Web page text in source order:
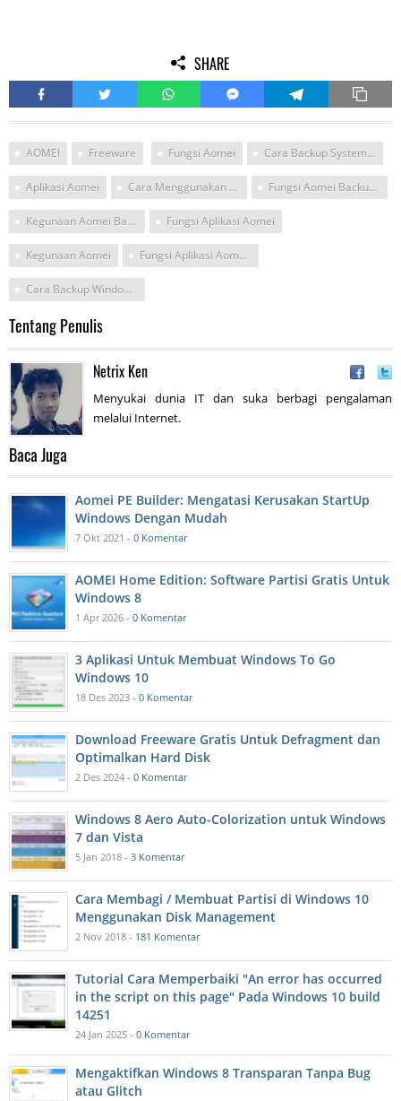
SHARE
AOMEI Freeware Fungsi Aomei Cara Backup System Dengan AOMEI Backuper
Aplikasi Aomei Cara Menggunakan Aplikasi Aomei Backupper Fungsi Aomei Backupper
Kegunaan Aomei Backupper Fungsi Aplikasi Aomei
Kegunaan Aomei Fungsi Aplikasi Aomei Backupper
Cara Backup Windows Dari Windows Menggunakan Aomei Baclkupper Standard Laptop
Tentang Penulis
Netrix Ken
Menyukai dunia IT dan suka berbagi pengalaman
melalui Internet.
Baca Juga
Aomei PE Builder: Mengatasi Kerusakan StartUp
Windows Dengan Mudah
7 Okt 2021 - 0 Komentar
AOMEI Home Edition: Software Partisi Gratis Untuk
Windows 8
1 Apr 2026 - 0 Komentar
3 Aplikasi Untuk Membuat Windows To Go
Windows 10
18 Des 2023 - 0 Komentar
Download Freeware Gratis Untuk Defragment dan
Optimalkan Hard Disk
2 Des 2024 - 0 Komentar
Windows 8 Aero Auto-Colorization untuk Windows
7 dan Vista
5 Jan 2018 - 3 Komentar
Cara Membagi / Membuat Partisi di Windows 10
Menggunakan Disk Management
2 Nov 2018 - 181 Komentar
Tutorial Cara Memperbaiki "An error has occurred
in the script on this page" Pada Windows 10 build
14251
24 Jan 2025 - 0 Komentar
Mengaktifkan Windows 8 Transparan Tanpa Bug
atau Glitch